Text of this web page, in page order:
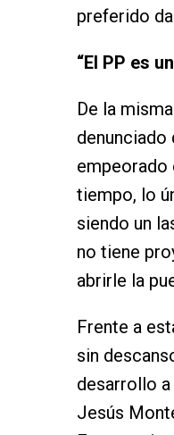
preferido
“El PP es
De la
empeorado
tiempo, lo
siendo un
no tiene
abrirle la
Frente a
sin
desarrollo
Jesús